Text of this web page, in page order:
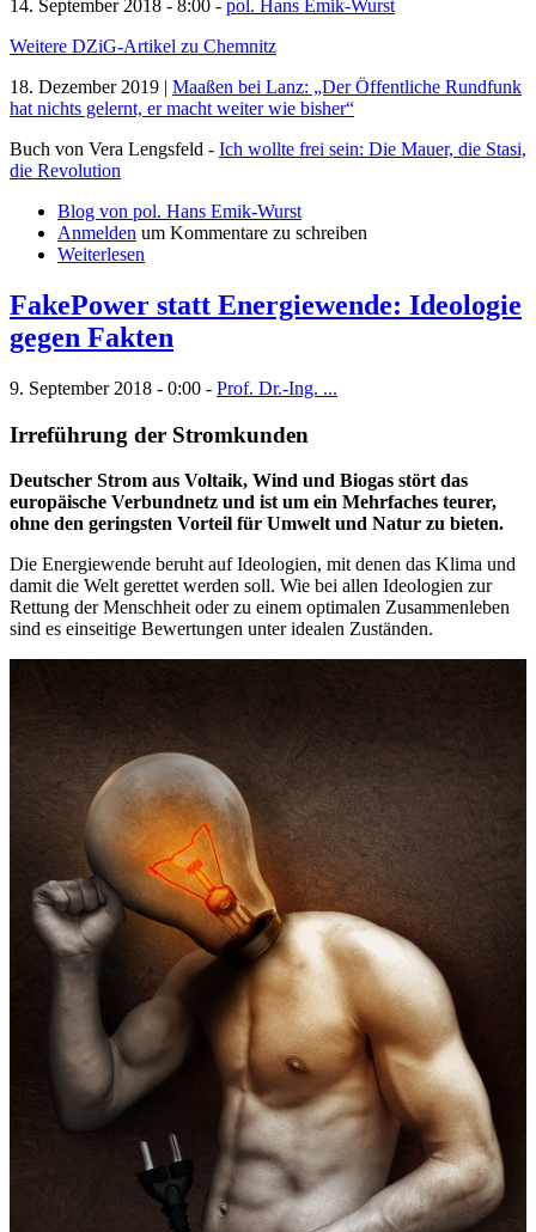
14. September 2018 - 8:00 - pol. Hans Emik-Wurst
Weitere DZiG-Artikel zu Chemnitz
18. Dezember 2019 | Maaßen bei Lanz: „Der Öffentliche Rundfunk
hat nichts gelernt, er macht weiter wie bisher“
Buch von Vera Lengsfeld - Ich wollte frei sein: Die Mauer, die Stasi,
die Revolution
Blog von pol. Hans Emik-Wurst
Anmelden um Kommentare zu schreiben
Weiterlesen
FakePower statt Energiewende: Ideologie
gegen Fakten
9. September 2018 - 0:00 - Prof. Dr.-Ing. ...
Irreführung der Stromkunden
Deutscher Strom aus Voltaik, Wind und Biogas stört das
europäische Verbundnetz und ist um ein Mehrfaches teurer,
ohne den geringsten Vorteil für Umwelt und Natur zu bieten.
Die Energiewende beruht auf Ideologien, mit denen das Klima und
damit die Welt gerettet werden soll. Wie bei allen Ideologien zur
Rettung der Menschheit oder zu einem optimalen Zusammenleben
sind es einseitige Bewertungen unter idealen Zuständen.